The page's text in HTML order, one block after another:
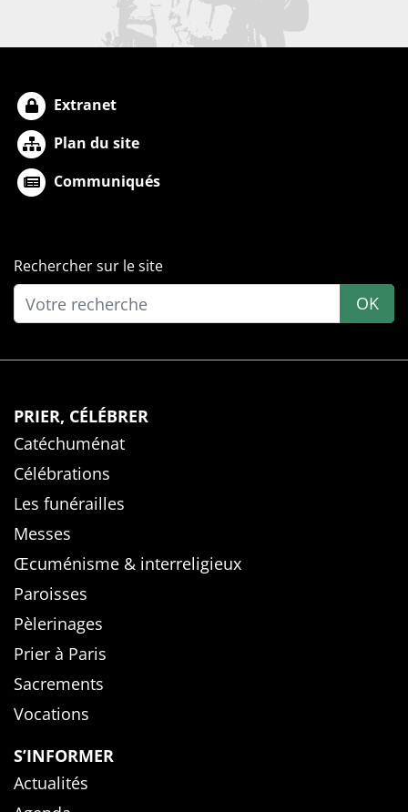
Extranet
Plan du site
Communiqués
Rechercher sur le site
OK
PRIER, CÉLÉBRER
Catéchuménat
Célébrations
Les funérailles
Messes
Œcuménisme & interreligieux
Paroisses
Pèlerinages
Prier à Paris
Sacrements
Vocations
S’INFORMER
Actualités